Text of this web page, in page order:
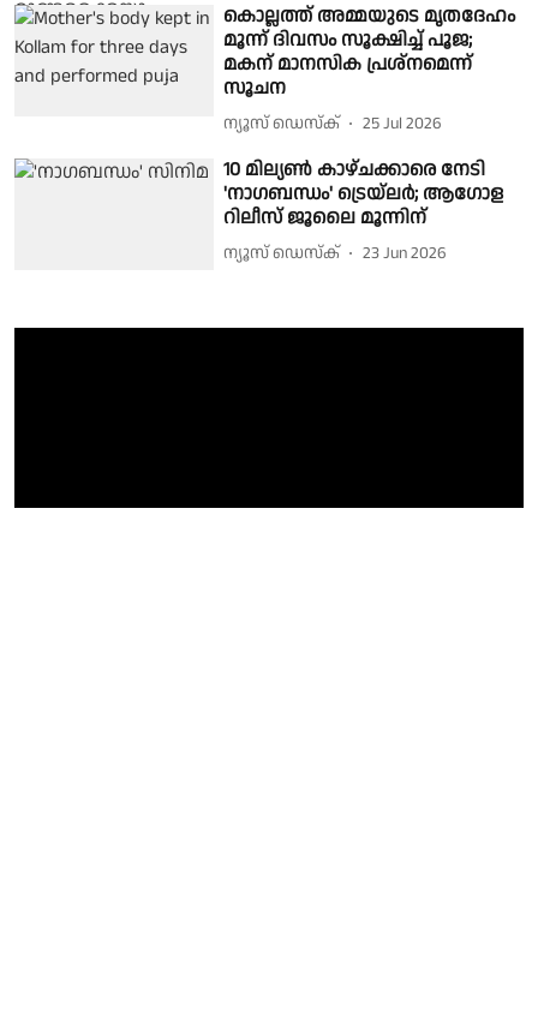
കൊല്ലത്ത് അമ്മയുടെ മൃതദേഹം
മൂന്ന് ദിവസം സൂക്ഷിച്ച് പൂജ;
മകന് മാനസിക പ്രശ്നമെന്ന്
സൂചന
ന്യൂസ് ഡെസ്ക് 25 Jul 2026
10 മില്യൺ കാഴ്ചക്കാരെ നേടി
'നാഗബന്ധം' ട്രെയ്‌ലർ; ആഗോള
റിലീസ് ജൂലൈ മൂന്നിന്
ന്യൂസ് ഡെസ്ക് 23 Jun 2026